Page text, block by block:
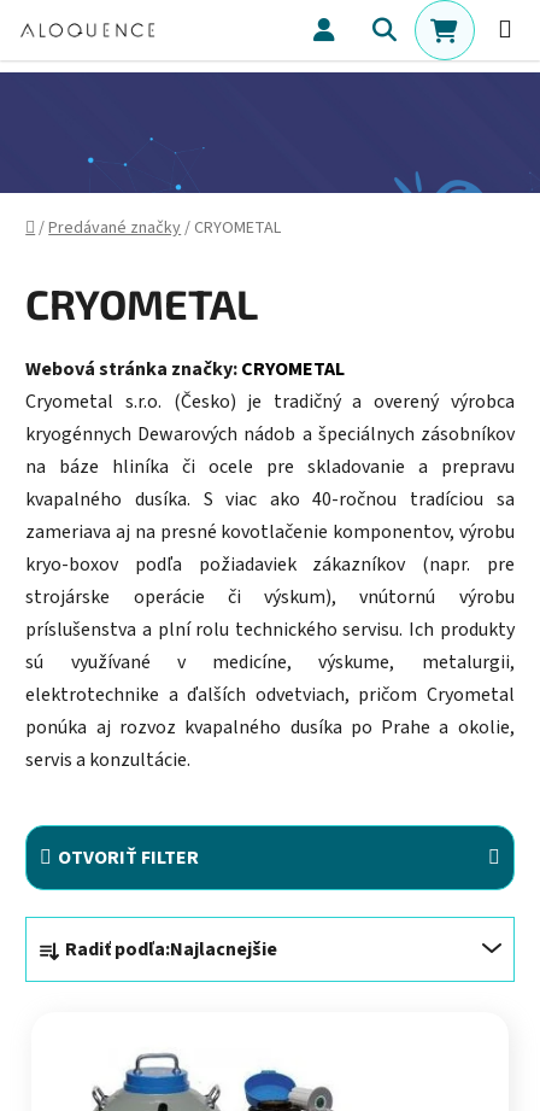
Hľadať
Domov
/Predávané značky/ CRYOMETAL
CRYOMETAL
Webová stránka značky:CRYOMETAL
Cryometal s.r.o. (Česko) je tradičný a overený výrobca
kryogénnych Dewarových nádob a špeciálnych zásobníkov
na báze hliníka či ocele pre skladovanie a prepravu
kvapalného dusíka. S viac ako 40‑ročnou tradíciou sa
zameriava aj na presné kovotlačenie komponentov, výrobu
kryo-boxov podľa požiadaviek zákazníkov (napr. pre
strojárske operácie či výskum), vnútornú výrobu
príslušenstva a plní rolu technického servisu. Ich produkty
sú využívané v medicíne, výskume, metalurgii,
elektrotechnike a ďalších odvetviach, pričom Cryometal
ponúka aj rozvoz kvapalného dusíka po Prahe a okolie,
servis a konzultácie.
OTVORIŤ FILTER
Radenie produktov
Radiť podľa:Najlacnejšie